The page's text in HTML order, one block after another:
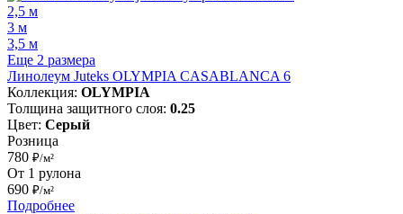
2,5 м
3 м
3,5 м
Еще 2 размера
Линолеум Juteks OLYMPIA CASABLANCA 6
Коллекция: OLYMPIA
Толщина защитного слоя: 0.25
Цвет: Серый
Розница
780 ₽/м²
От 1 рулона
690 ₽/м²
Подробнее